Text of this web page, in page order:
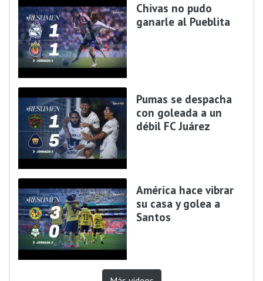
Chivas no pudo
ganarle al Pueblita
Pumas se despacha
con goleada a un
débil FC Juárez
América hace vibrar
su casa y golea a
Santos